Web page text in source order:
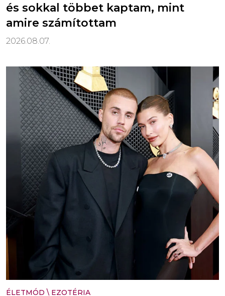
és sokkal többet kaptam, mint
amire számítottam
2026.08.07.
ÉLETMÓD \ EZOTÉRIA